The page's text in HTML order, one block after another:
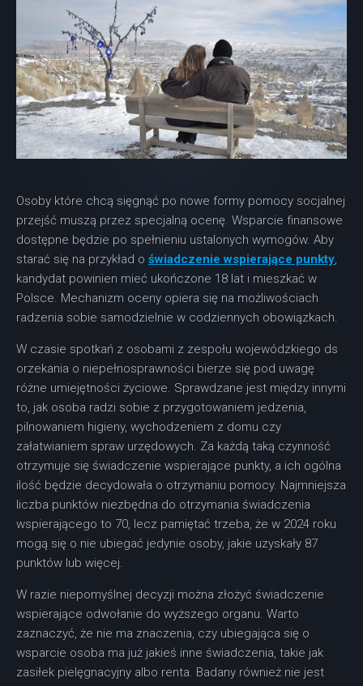
Osoby które chcą sięgnąć po nowe formy pomocy socjalnej
przejść muszą przez specjalną ocenę. Wsparcie finansowe
dostępne będzie po spełnieniu ustalonych wymogów. Aby
starać się na przykład o świadczenie wspierające punkty,
kandydat powinien mieć ukończone 18 lat i mieszkać w
Polsce. Mechanizm oceny opiera się na możliwościach
radzenia sobie samodzielnie w codziennych obowiązkach.
W czasie spotkań z osobami z zespołu wojewódzkiego ds
orzekania o niepełnosprawności bierze się pod uwagę
różne umiejętności życiowe. Sprawdzane jest między innymi
to, jak osoba radzi sobie z przygotowaniem jedzenia,
pilnowaniem higieny, wychodzeniem z domu czy
załatwianiem spraw urzędowych. Za każdą taką czynność
otrzymuje się świadczenie wspierające punkty, a ich ogólna
ilość będzie decydowała o otrzymaniu pomocy. Najmniejsza
liczba punktów niezbędna do otrzymania świadczenia
wspierającego to 70, lecz pamiętać trzeba, że w 2024 roku
mogą się o nie ubiegać jedynie osoby, jakie uzyskały 87
punktów lub więcej.
W razie niepomyślnej decyzji można złożyć świadczenie
wspierające odwołanie do wyższego organu. Warto
zaznaczyć, że nie ma znaczenia, czy ubiegająca się o
wsparcie osoba ma już jakieś inne świadczenia, takie jak
zasiłek pielęgnacyjny albo renta. Badany również nie jest